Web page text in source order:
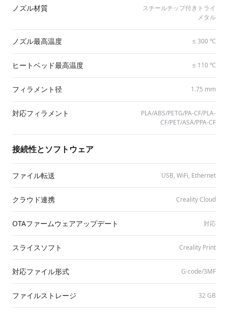
ノズル材質
スチールチップ付きトライ
メタル
ノズル最高温度 ≤ 300 ℃
ヒートベッド最高温度 ≤ 110 ℃
フィラメント径 1.75 mm
対応フィラメント
PLA/​ABS/​PETG/​PA-CF/​PLA-
CF/​PET/​ASA/​PPA-CF
接続性とソフトウェア
ファイル転送 USB, WiFi, Ethernet
クラウド連携 Creality Cloud
OTAファームウェアアップデート 対応
スライスソフト Creality Print
対応ファイル形式 G-code/​3MF
ファイルストレージ 32 GB